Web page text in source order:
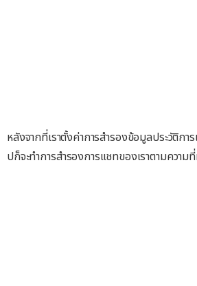
หลังจากที่เราตั้งค่าการสำรองข้อมูลประวัติก
ปก็จะทำการสำรองการแชทของเราตามความที่